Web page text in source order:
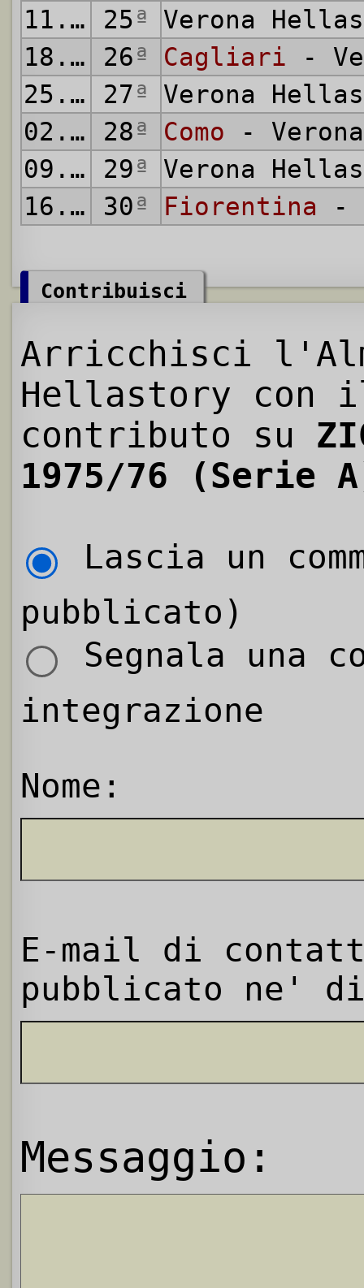
11.04.1976
25ª
Verona
18.04.1976
26ª Cagliari -
25.04.1976
27ª
Verona
02.05.1976
28ª Como -
09.05.1976
29ª
Verona
16.05.1976
30ª Fiorentina -
Contribuisci
Arricchisci
Hellastory con
contributo su
1975/76 (Serie
Lascia un
pubblicato)
Segnala una
integrazione
Nome:
E-mail di
pubblicato ne'
Messaggio: